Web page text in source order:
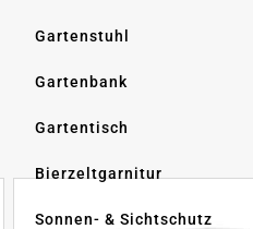
Gartenstuhl
Gartenbank
Gartentisch
Bierzeltgarnitur
Sonnen- & Sichtschutz